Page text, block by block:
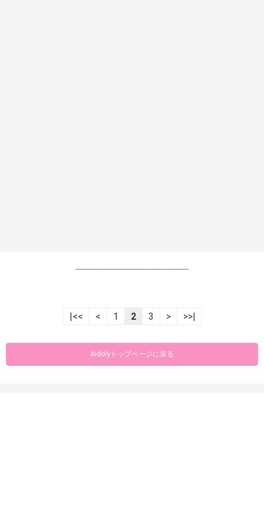
----------------------------------------------------------------
|<< < 1 2 3 > >>|
Aidolyトップページに戻る